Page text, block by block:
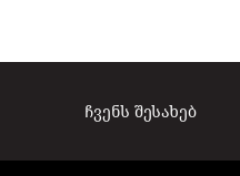
ჩვენს შესახებ